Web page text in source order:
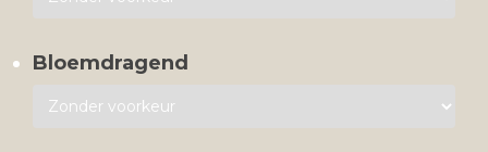
Bloemdragend